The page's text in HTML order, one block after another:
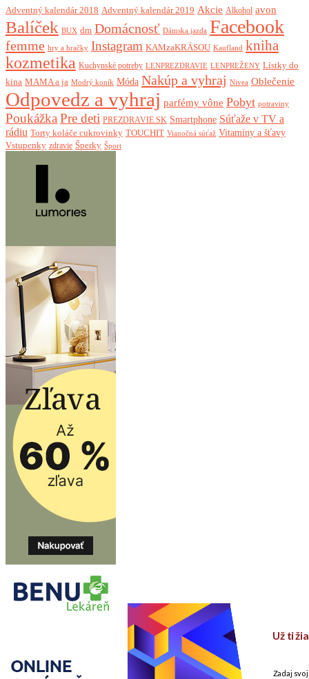
Adventný kalendár 2018 Adventný kalendár 2019 Akcie Alkohol avon
Balíček BUX dm Domácnosť Dámska jazda Facebook
femme hry a hračky Instagram KAMzaKRÁSOU Kaufland kniha
kozmetika Kuchynské potreby LENPREZDRAVIE LENPREŽENY Lístky do
kina MAMA a ja Modrý koník Móda Nakúp a vyhraj Nivea Oblečenie
Odpovedz a vyhraj parfémy vône Pobyt potraviny
Poukážka Pre deti PREZDRAVIE.SK Smartphone Súťaže v TV a
rádiu Torty koláče cukrovinky TOUCHIT Vianočná súťaž Vitamíny a šťavy
Vstupenky zdravie Šperky Šport
Už ti
Zadaj